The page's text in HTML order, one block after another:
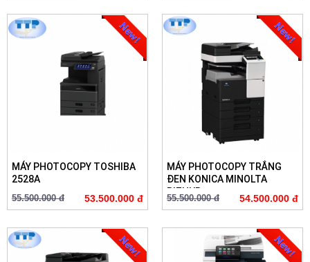
MÁY PHOTOCOPY TOSHIBA
2528A
55.500.000 đ 53.500.000 đ
MÁY PHOTOCOPY TRẮNG
ĐEN KONICA MINOLTA
BIZHUB ...
55.500.000 đ 54.500.000 đ